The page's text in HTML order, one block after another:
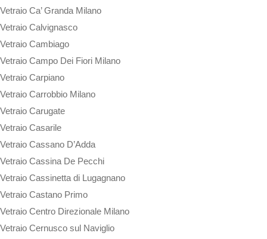
Vetraio Ca’ Granda Milano
Vetraio Calvignasco
Vetraio Cambiago
Vetraio Campo Dei Fiori Milano
Vetraio Carpiano
Vetraio Carrobbio Milano
Vetraio Carugate
Vetraio Casarile
Vetraio Cassano D’Adda
Vetraio Cassina De Pecchi
Vetraio Cassinetta di Lugagnano
Vetraio Castano Primo
Vetraio Centro Direzionale Milano
Vetraio Cernusco sul Naviglio